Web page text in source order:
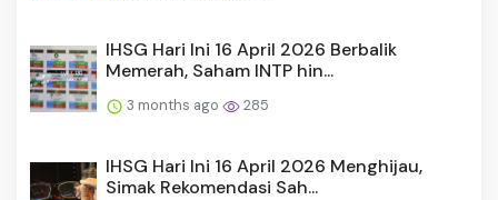
IHSG Hari Ini 16 April 2026 Berbalik
Memerah, Saham INTP hin...
3 months ago 285
IHSG Hari Ini 16 April 2026 Menghijau,
Simak Rekomendasi Sah...